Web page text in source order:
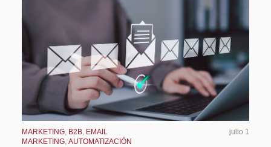
MARKETING, B2B, EMAIL
MARKETING, AUTOMATIZACIÓN
julio 1